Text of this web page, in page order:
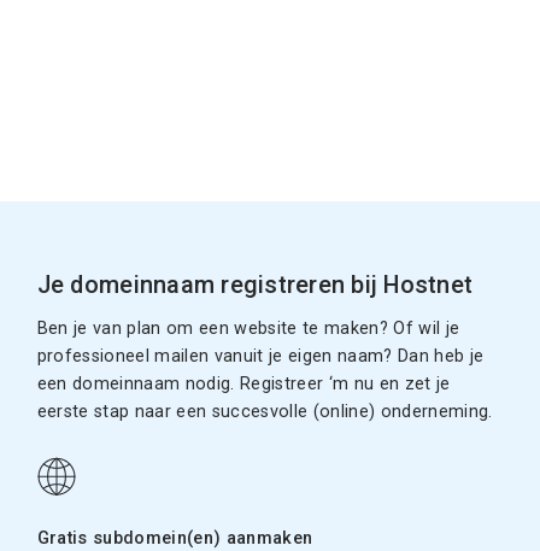
Je domeinnaam registreren bij Hostnet
Ben je van plan om een website te maken? Of wil je
professioneel mailen vanuit je eigen naam? Dan heb je
een domeinnaam nodig. Registreer ‘m nu en zet je
eerste stap naar een succesvolle (online) onderneming.
Gratis subdomein(en) aanmaken